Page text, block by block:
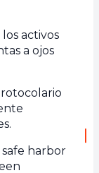
activos
a ojos
harbor